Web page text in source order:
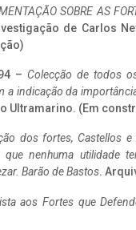
SOBRE AS
de Carlos
– Colecção de todos
a indicação da
Ultramarino. (Em
dos fortes, Castellos
que nenhuma utilidade
Barão de Bastos.
aos Fortes que